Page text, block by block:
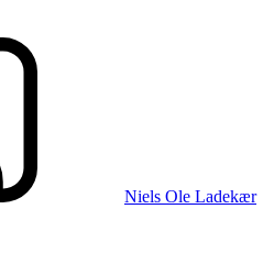
Niels Ole Ladekær